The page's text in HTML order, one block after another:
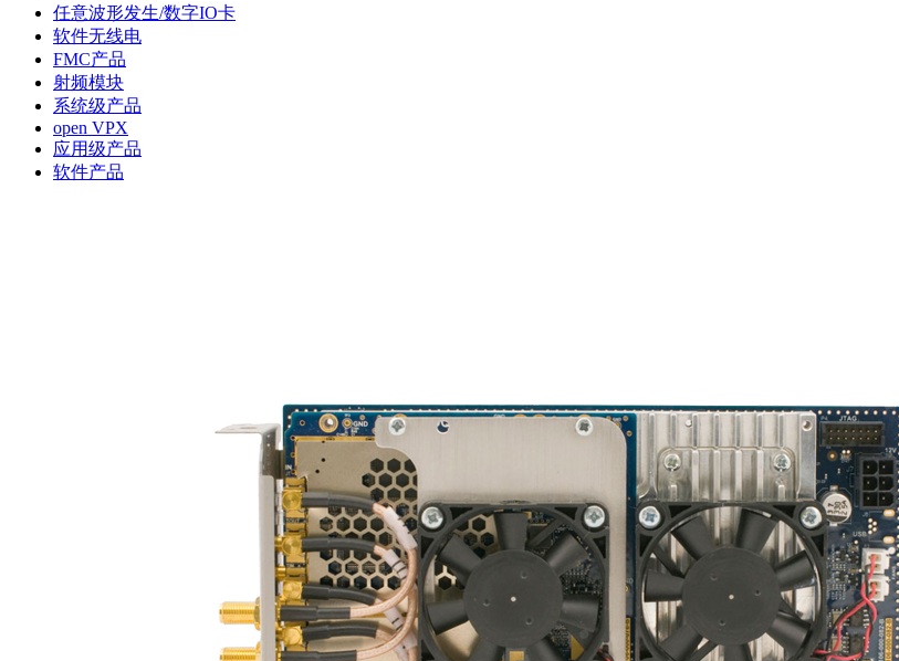
任意波形发生/数字IO卡
软件无线电
FMC产品
射频模块
系统级产品
open VPX
应用级产品
软件产品